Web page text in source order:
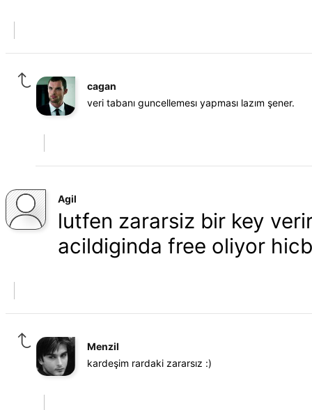
cagan
veri tabanı guncellemesı yapması lazım şener.
Agil
lutfen zararsiz bir key
acildiginda free oliyor
Menzil
kardeşim rardaki zararsız :)